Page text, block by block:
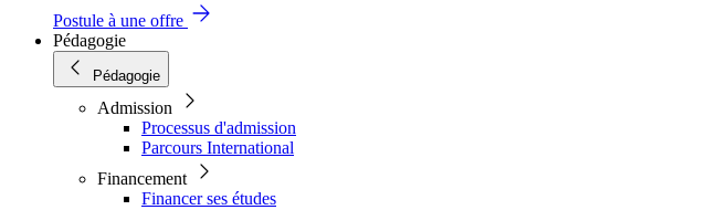
Postule à une offre
Pédagogie
Pédagogie
Admission
Processus d'admission
Parcours International
Financement
Financer ses études